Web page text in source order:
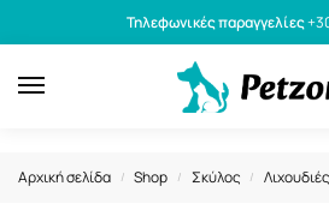
Τηλεφωνικές παραγγελίες
Αρχική σελίδα / Shop / Σκύλος /